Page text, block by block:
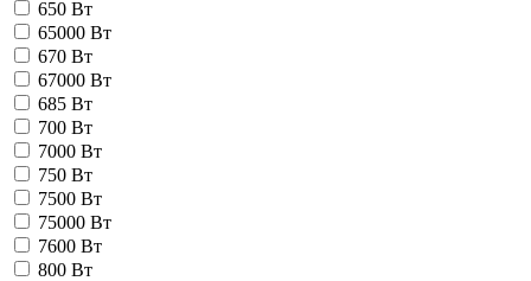
650 Вт
65000 Вт
670 Вт
67000 Вт
685 Вт
700 Вт
7000 Вт
750 Вт
7500 Вт
75000 Вт
7600 Вт
800 Вт